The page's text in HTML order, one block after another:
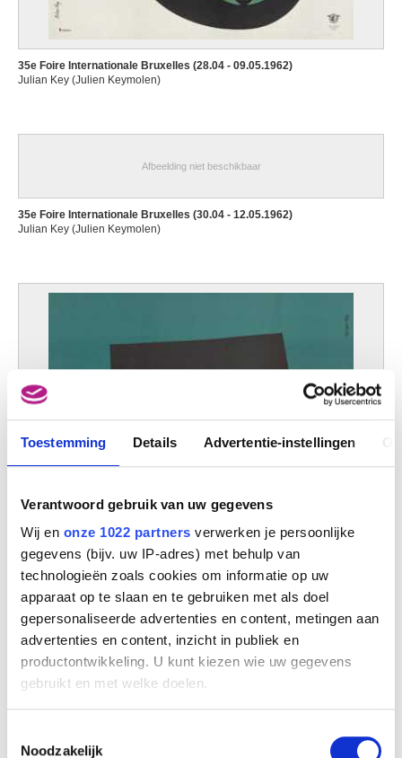
Toestemming Details Advertentie-instellingen
Verantwoord gebruik van uw gegevens
Wij en onze 1022 partners verwerken je persoonlijke
gegevens (bijv. uw IP-adres) met behulp van
technologieën zoals cookies om informatie op uw
apparaat op te slaan en te gebruiken met als doel
gepersonaliseerde advertenties en content, metingen aan
advertenties en content, inzicht in publiek en
productontwikkeling. U kunt kiezen wie uw gegevens
gebruikt en met welke doelen.
Informatie verzamelen over uw geografische
Noodzakelijk
35e Foire Internationale Bruxelles (28.04 - 09.05.1962)
Julian Key (Julien Keymolen)
Afbeelding niet beschikbaar
35e Foire Internationale Bruxelles (30.04 - 12.05.1962)
Julian Key (Julien Keymolen)